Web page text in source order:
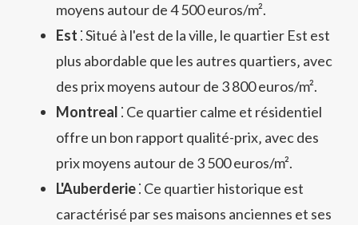
moyens autour de 4 500 euros/m².
Est ⁚ Situé à l'est de la ville‚ le quartier Est est
plus abordable que les autres quartiers‚ avec
des prix moyens autour de 3 800 euros/m².
Montreal ⁚ Ce quartier calme et résidentiel
offre un bon rapport qualité-prix‚ avec des
prix moyens autour de 3 500 euros/m².
L'Auberderie⁚ Ce quartier historique est
caractérisé par ses maisons anciennes et ses